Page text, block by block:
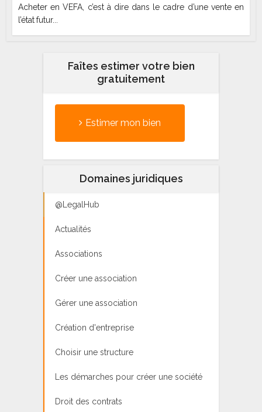
Acheter en VEFA, c’est à dire dans le cadre d’une vente en
l’état futur...
Faîtes estimer votre bien
gratuitement
Estimer mon bien
Domaines juridiques
@LegalHub
Actualités
Associations
Créer une association
Gérer une association
Création d'entreprise
Choisir une structure
Les démarches pour créer une société
Droit des contrats